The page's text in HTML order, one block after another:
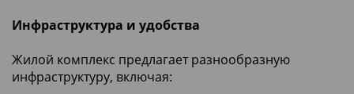
Инфраструктура и удобства
Жилой комплекс предлагает разнообразную
инфраструктуру, включая: